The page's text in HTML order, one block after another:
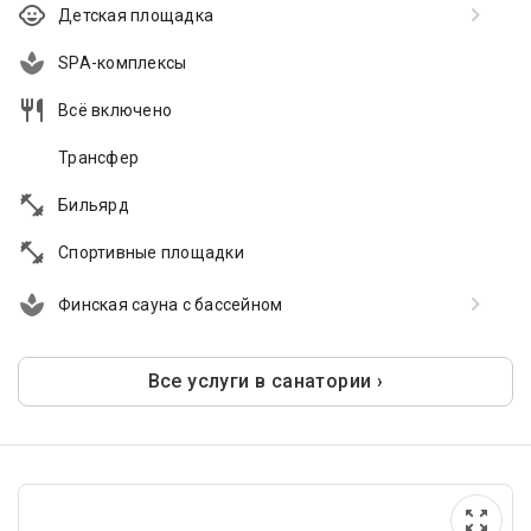
Детская площадка
SPA-комплексы
Всё включено
Трансфер
Бильярд
Спортивные площадки
Финская сауна с бассейном
Все услуги в санатории ›